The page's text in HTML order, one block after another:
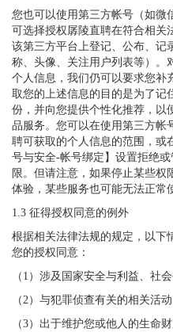
您也可以使用第三方帐号（如微
可选择授权孱陵直聘在符合相关
该第三方平台上登记、公布、记
称、头像、关注用户列表等）。
个人信息，我们仍可以要求您补
取您的上述信息的目的是为了记
份，并向您提供个性化推荐，以
品服务。您可以在使用第三方帐
聘可获取的个人信息的范围，或
号与安全-帐号绑定】设置拒绝
限。但请注意，如果停止某些权
体验，某些服务也可能无法正常
1.3 征得授权同意的例外
根据相关法律法规的规定，以下
您的授权同意：
（1）涉及国家安全与利益、社
（2）与犯罪侦查有关的相关活动
（3）出于维护您或他人的生命